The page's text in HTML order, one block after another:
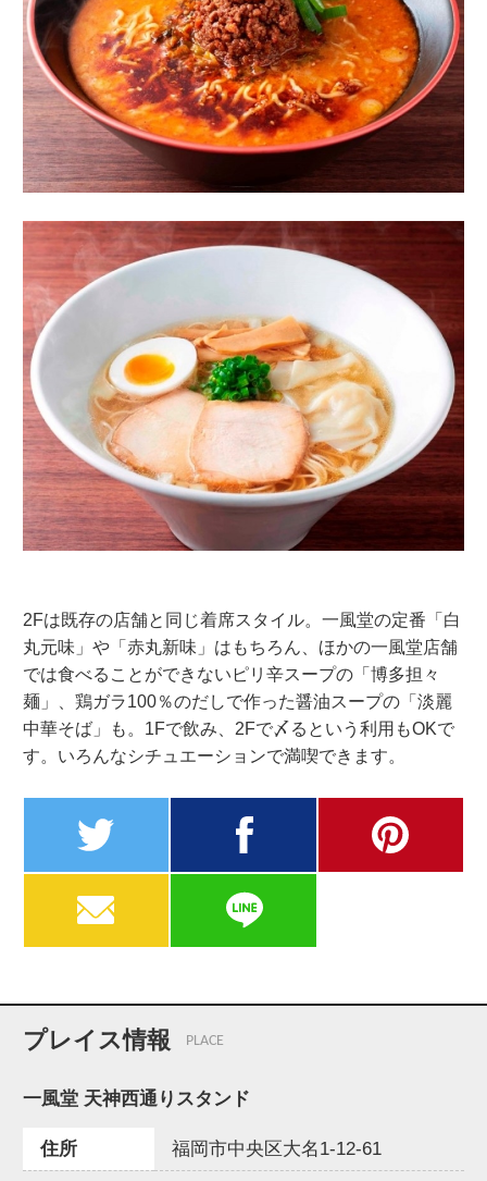
2Fは既存の店舗と同じ着席スタイル。一風堂の定番「白
丸元味」や「赤丸新味」はもちろん、ほかの一風堂店舗
では食べることができないピリ辛スープの「博多担々
麺」、鶏ガラ100％のだしで作った醤油スープの「淡麗
中華そば」も。1Fで飲み、2Fで〆るという利用もOKで
す。いろんなシチュエーションで満喫できます。
プレイス情報 PLACE
一風堂 天神西通りスタンド
住所 福岡市中央区大名1-12-61